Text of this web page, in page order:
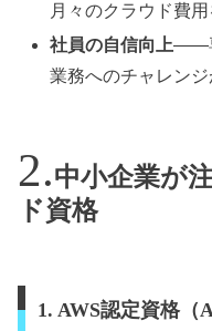
月々のクラウド費
社員の自信向上——
業務へのチャレンジ
中小企業が
ド資格
1. AWS認定資格（